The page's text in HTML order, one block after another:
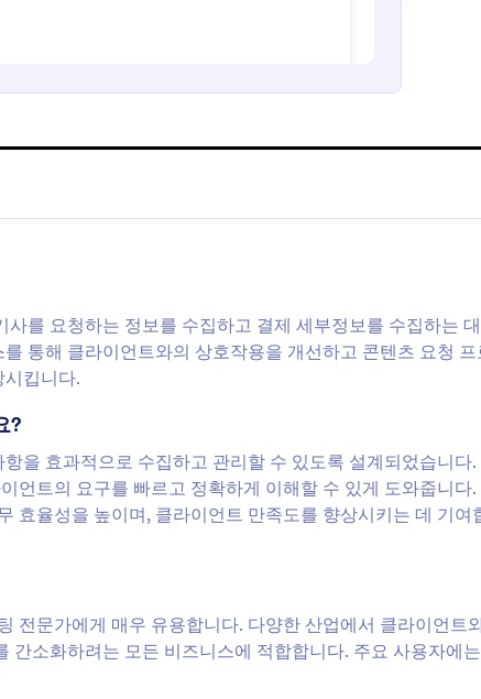
를 요청하는 정보를 수집하고 결제 세부정보를 수집하는
통해 클라이언트와의 상호작용을 개선하고 콘텐츠 요청 프
킵니다.
?
을 효과적으로 수집하고 관리할 수 있도록 설계되었습니다.
언트의 요구를 빠르고 정확하게 이해할 수 있게 도와줍니다.
효율성을 높이며, 클라이언트 만족도를 향상시키는 데 기여
전문가에게 매우 유용합니다. 다양한 산업에서 클라이언트
간소화하려는 모든 비즈니스에 적합합니다. 주요 사용자에